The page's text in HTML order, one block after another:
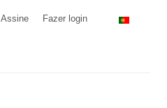
Assine Fazer login